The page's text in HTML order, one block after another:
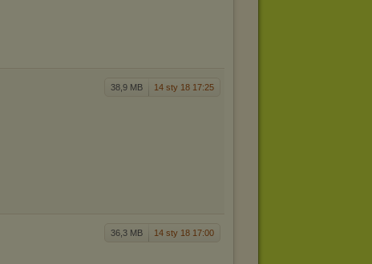
38,9 MB 14 sty 18 17:25
36,3 MB 14 sty 18 17:00